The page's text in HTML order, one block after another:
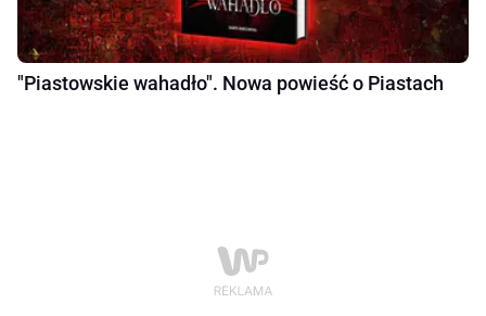
"Piastowskie wahadło". Nowa powieść o Piastach